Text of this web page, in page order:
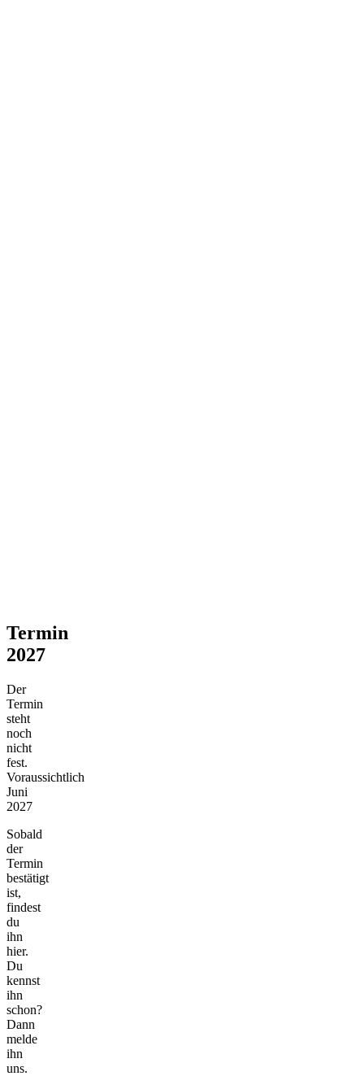
Termin
2027
Der
Termin
steht
noch
nicht
fest.
Voraussichtlich
Juni
2027
Sobald
der
Termin
bestätigt
ist,
findest
du
ihn
hier.
Du
kennst
ihn
schon?
Dann
melde
ihn
uns.